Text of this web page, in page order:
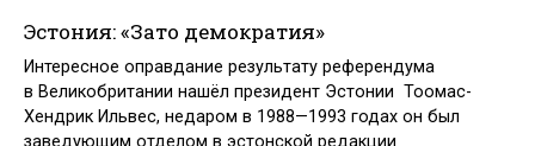
Эстония: «Зато демократия»
Интересное оправдание результату референдума
в Великобритании нашёл президент Эстонии Тоомас-
Хендрик Ильвес, недаром в 1988—1993 годах он был